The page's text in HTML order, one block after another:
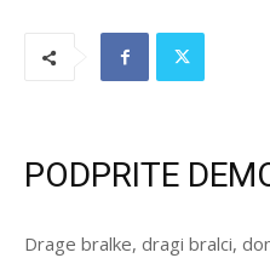
PODPRITE
Drage bralke, dragi bralci,